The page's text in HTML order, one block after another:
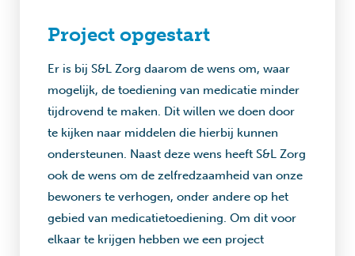
Project opgestart
Er is bij S&L Zorg daarom de wens om, waar
mogelijk, de toediening van medicatie minder
tijdrovend te maken. Dit willen we doen door
te kijken naar middelen die hierbij kunnen
ondersteunen. Naast deze wens heeft S&L Zorg
ook de wens om de zelfredzaamheid van onze
bewoners te verhogen, onder andere op het
gebied van medicatietoediening. Om dit voor
elkaar te krijgen hebben we een project